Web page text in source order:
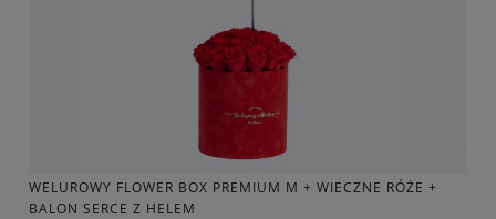
WELUROWY FLOWER BOX PREMIUM M + WIECZNE RÓŻE +
BALON SERCE Z HELEM